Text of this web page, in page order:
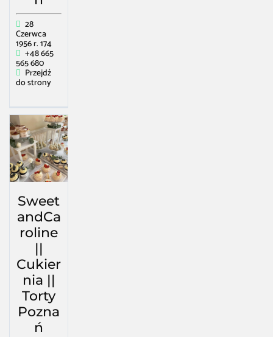
28
Czerwca
1956 r. 174
+48 665
565 680
Przejdź
do strony
Sweet
andCa
roline
||
Cukier
nia ||
Torty
Pozna
ń